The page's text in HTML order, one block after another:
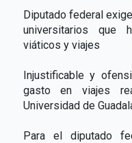
Diputado federal
universitarios que
viáticos y viajes
Injustificable y
gasto en viajes
Universidad de
Para el diputado